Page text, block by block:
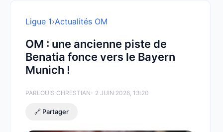
Ligue 1›Actualités OM
OM : une ancienne piste de
Benatia fonce vers le Bayern
Munich !
PARLOUIS CHRESTIAN- 2 JUIN 2026, 13:20
🔗 Partager